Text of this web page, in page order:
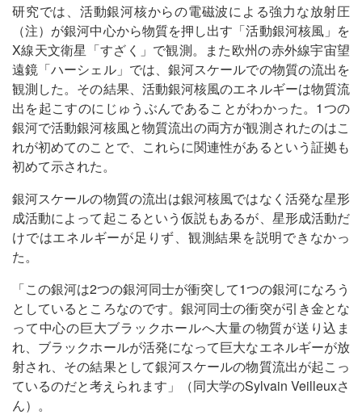
研究では、活動銀河核からの電磁波による強力な放射圧
（注）が銀河中心から物質を押し出す「活動銀河核風」を
X線天文衛星「すざく」で観測。また欧州の赤外線宇宙望
遠鏡「ハーシェル」では、銀河スケールでの物質の流出を
観測した。その結果、活動銀河核風のエネルギーは物質流
出を起こすのにじゅうぶんであることがわかった。1つの
銀河で活動銀河核風と物質流出の両方が観測されたのはこ
れが初めてのことで、これらに関連性があるという証拠も
初めて示された。
銀河スケールの物質の流出は銀河核風ではなく活発な星形
成活動によって起こるという仮説もあるが、星形成活動だ
けではエネルギーが足りず、観測結果を説明できなかっ
た。
「この銀河は2つの銀河同士が衝突して1つの銀河になろう
としているところなのです。銀河同士の衝突が引き金とな
って中心の巨大ブラックホールへ大量の物質が送り込ま
れ、ブラックホールが活発になって巨大なエネルギーが放
射され、その結果として銀河スケールの物質流出が起こっ
ているのだと考えられます」（同大学のSylvain Veilleuxさ
ん）。